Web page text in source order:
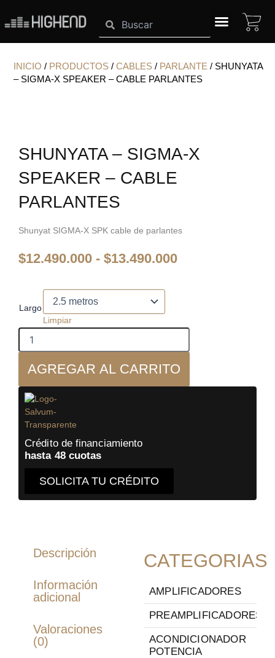
contenido
INICIO / PRODUCTOS / CABLES / PARLANTE / SHUNYATA
– SIGMA-X SPEAKER – CABLE PARLANTES
SHUNYATA – SIGMA-X
SPEAKER – CABLE
PARLANTES
Shunyat SIGMA-X SPK cable de parlantes
$12.490.000 - $13.490.000Rango
Largo
Limpiar
Shunyata
-
Sigma-
X
Speaker
-
cable
cantidad
AGREGAR AL CARRITO
Crédito de financiamiento
hasta 48 cuotas
SOLICITA TU CRÉDITO
Descripción
Información
adicional
Valoraciones
(0)
CATEGORIAS
AMPLIFICADORES
PREAMPLIFICADORES
ACONDICIONADOR
POTENCIA